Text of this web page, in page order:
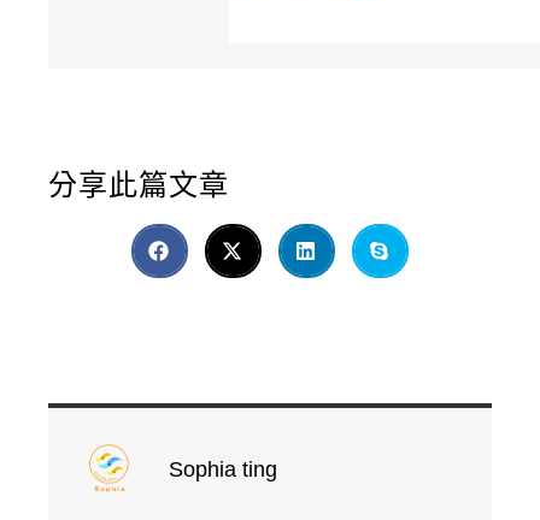
分享此篇文章
Sophia ting